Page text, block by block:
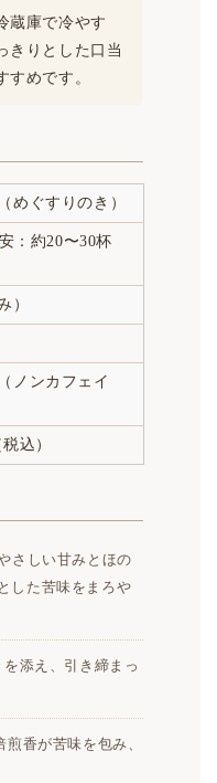
蔵庫で冷やす
きりとした口当
すめです。
めぐすりのき）
：約20〜30杯
）
ノンカフェイ
込）
さしい甘みとほの
した苦味をまろや
添え、引き締まっ
香が苦味を包み、